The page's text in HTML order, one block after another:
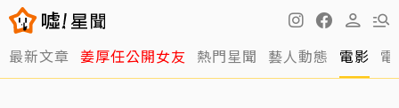
最新文章 姜厚任公開女友 熱門星聞 藝人動態 電影